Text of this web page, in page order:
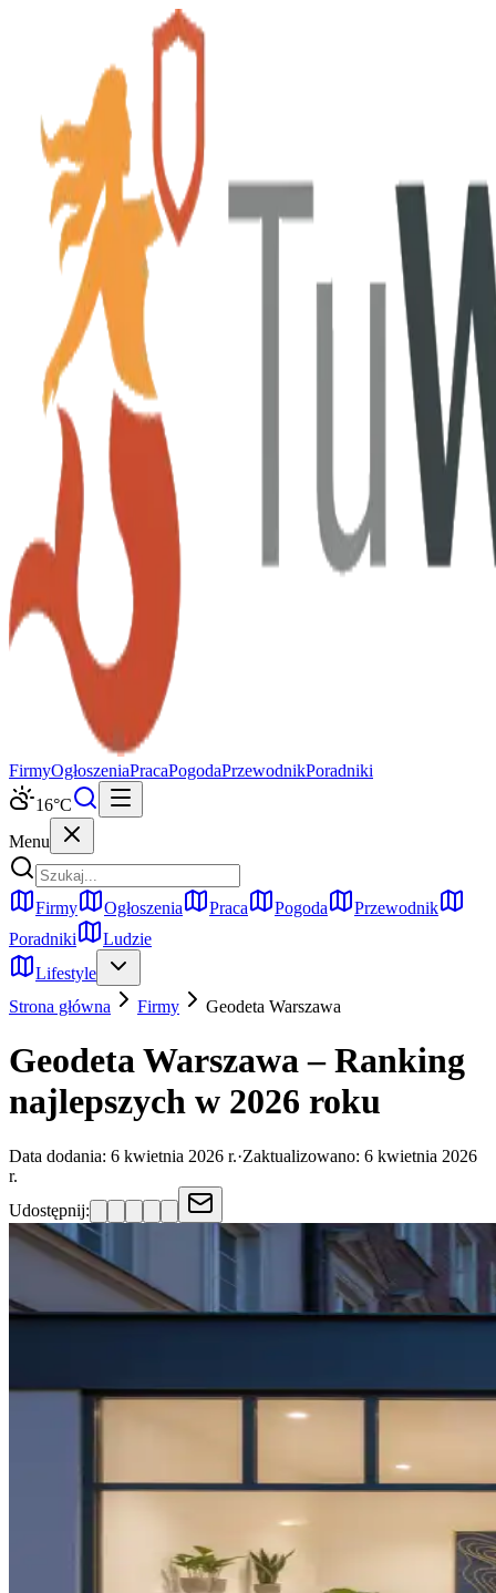
FirmyOgłoszeniaPracaPogodaPrzewodnikPoradniki
16°C
Menu
Firmy Ogłoszenia Praca Pogoda
Przewodnik
Poradniki
Ludzie
Lifestyle
Strona główna
Firmy Geodeta Warszawa
Geodeta Warszawa – Ranking
najlepszych w 2026 roku
Data dodania: 6 kwietnia 2026 r.·Zaktualizowano: 6 kwietnia 2026
r.
Udostępnij: